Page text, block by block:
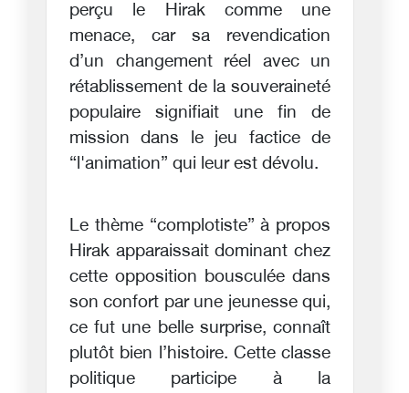
perçu le Hirak comme une
menace, car sa revendication
d’un changement réel avec un
rétablissement de la souveraineté
populaire signifiait une fin de
mission dans le jeu factice de
“l'animation” qui leur est dévolu.
Le thème “complotiste” à propos
Hirak apparaissait dominant chez
cette opposition bousculée dans
son confort par une jeunesse qui,
ce fut une belle surprise, connaît
plutôt bien l’histoire. Cette classe
politique participe à la